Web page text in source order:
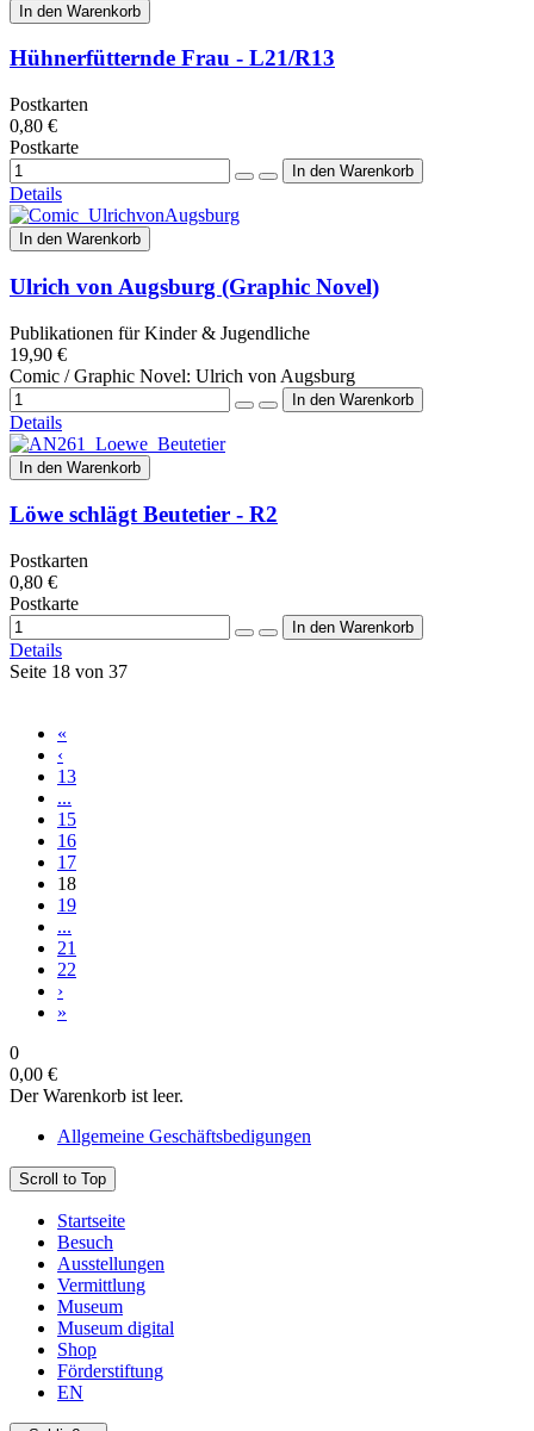
In den Warenkorb
Hühnerfütternde Frau - L21/R13
Postkarten
0,80 €
Postkarte
Details
In den Warenkorb
Ulrich von Augsburg (Graphic Novel)
Publikationen für Kinder & Jugendliche
19,90 €
Comic / Graphic Novel: Ulrich von Augsburg
Details
In den Warenkorb
Löwe schlägt Beutetier - R2
Postkarten
0,80 €
Postkarte
Details
Seite 18 von 37
«
‹
13
...
15
16
17
18
19
...
21
22
›
»
0
0,00 €
Der Warenkorb ist leer.
Allgemeine Geschäftsbedigungen
Scroll to Top
Startseite
Besuch
Ausstellungen
Vermittlung
Museum
Museum digital
Shop
Förderstiftung
EN